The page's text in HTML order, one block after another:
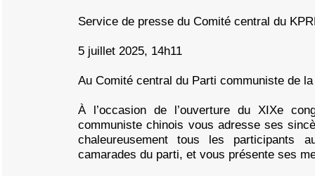
Service de presse du Comité central du
5 juillet 2025, 14h11
Au Comité central du Parti communiste de
À l’occasion de l’ouverture du XIXe
communiste chinois vous adresse ses
chaleureusement tous les participants
camarades du parti, et vous présente ses